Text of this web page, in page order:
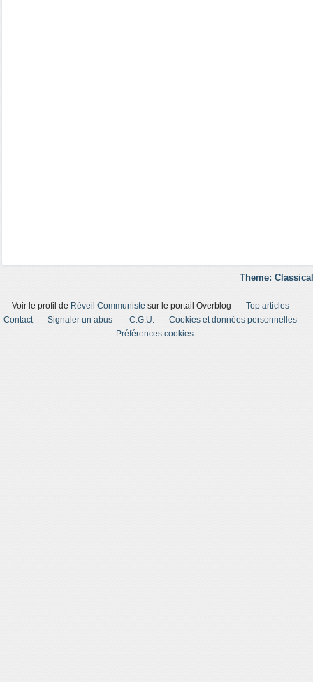
Theme:
Voir le profil de Réveil Communiste sur le portail Overblog
Top articles
Contact
Signaler un abus C.G.U.
Cookies et données personnelles
Préférences cookies